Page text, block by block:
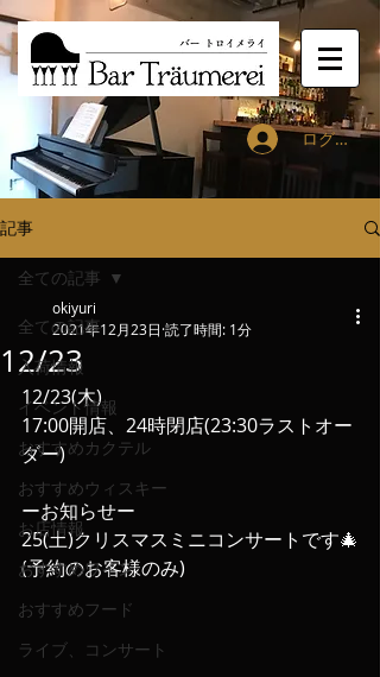
ログイン
記事
全ての記事
入荷情報
イベント情報
おすすめカクテル
おすすめウィスキー
お店情報
おすすめワイン
おすすめフード
ライブ、コンサート
全ての記事
12/23
okiyuri
2021年12月23日 読了時間: 1分
12/23(木)
17:00開店、24時閉店(23:30ラストオー
ダー)
ーお知らせー
25(土)クリスマスミニコンサートです🎄
(予約のお客様のみ)